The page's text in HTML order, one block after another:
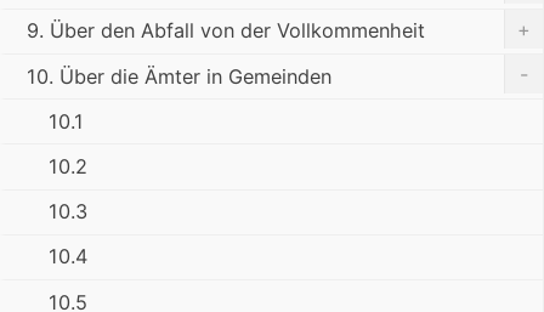
9. Über den Abfall von der Vollkommenheit
+
10. Über die Ämter in Gemeinden
-
10.1
10.2
10.3
10.4
10.5